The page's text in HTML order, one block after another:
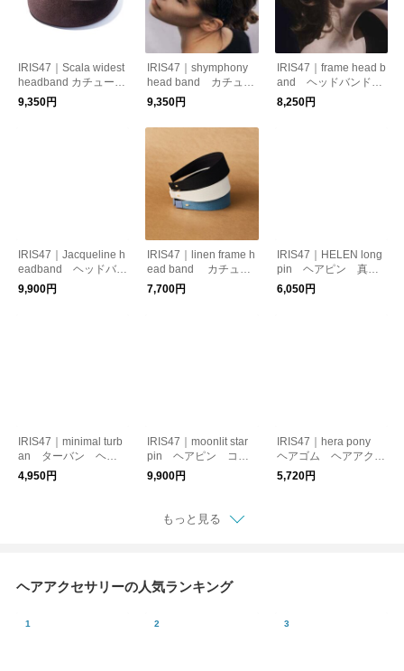
IRIS47｜Scala widest
headband カチューシ
ャ ベロア
9,350円
IRIS47｜shymphony
head band カチュー
シャ コットン リボ
ン
9,350円
IRIS47｜frame head b
and ヘッドバンド
カチューシャ ターバ
ン
8,250円
IRIS47｜Jacqueline h
eadband ヘッドバン
ド カチューシャ コ
ットン素材
9,900円
IRIS47｜linen frame h
ead band カチュー
シャ ヘアアクセサリ
ー リネン
7,700円
IRIS47｜HELEN long
pin ヘアピン 真
鍮 モード
6,050円
IRIS47｜minimal turb
an ターバン ヘア
バンド
4,950円
IRIS47｜moonlit star
pin ヘアピン コス
チュームジュエリー
月モチーフ
9,900円
IRIS47｜hera pony
ヘアゴム ヘアアクセ
サリー ハートモチー
フ
5,720円
もっと見る
ヘアアクセサリーの人気ランキング